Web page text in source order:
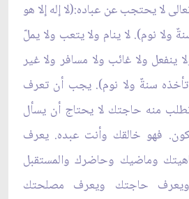
لا يحتجب عن عباده:(لا إله إلا هو
ولا نوم). لا ينام ولا يتعب ولا يملّ
ينفعل ولا غائب ولا مسافر ولا غير
سنةٌ ولا نوم). يجب أن تعرف
منه حاجتك لا يحتاج أن يسأل
فهو خالقك وأنت عبده. يعرف
وماضيك وحاضرك والمستقبل
ويعرف حاجتك ويعرف مصلحتك